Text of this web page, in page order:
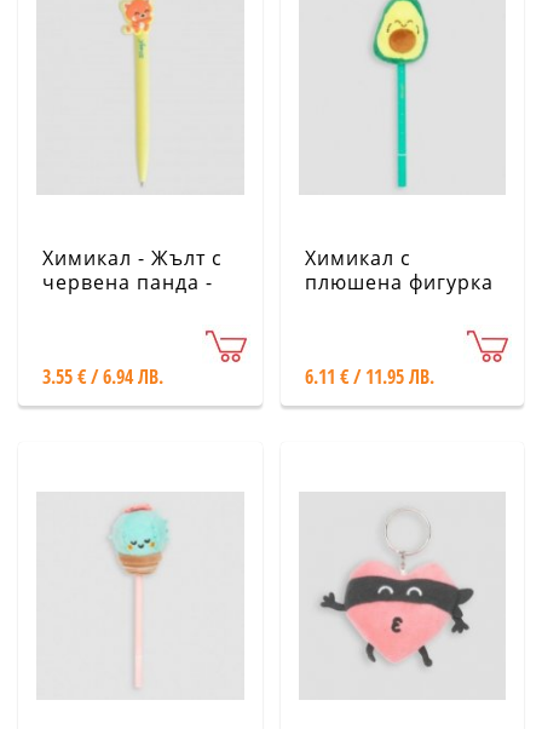
Xимикал - Жълт с
червена панда -
3.55 € / 6.94 ЛВ.
Химикал с
плюшена фигурка
6.11 € / 11.95 ЛВ.